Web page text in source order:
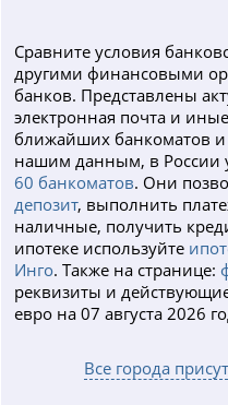
Сравните условия
другими финансовыми
банков. Представлены
электронная почта и
ближайших банкоматов
нашим данным, в России
60 банкоматов. Они
депозит, выполнить
наличные, получить
ипотеке используйте
Инго. Также на странице:
реквизиты и
евро на 07 августа 2026
Все города